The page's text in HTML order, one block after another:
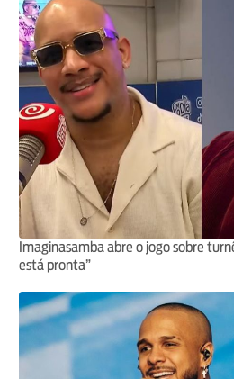
Imaginasamba abre o jogo sobre
está pronta”